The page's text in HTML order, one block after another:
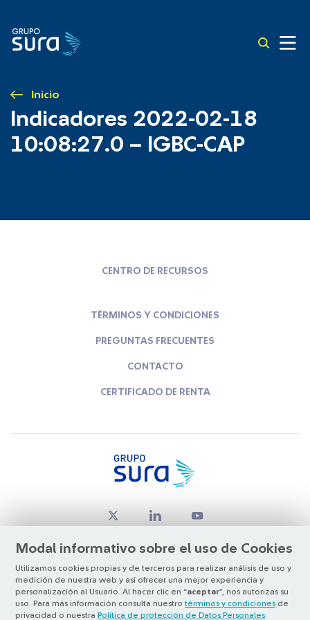
Inicio
Indicadores 2022-02-18
10:08:27.0 – IGBC-CAP
Modal informativo sobre el uso de Cookies
Utilizamos cookies propias y de terceros para realizar análisis de uso y
medición de nuestra web y así ofrecer una mejor experiencia y
personalización al Usuario. Al hacer clic en “aceptar”, nos autorizas su
uso. Para más información consulta nuestro términos y condiciones de
privacidad o nuestra Política de protección de Datos Personales
CENTRO DE RECURSOS
TÉRMINOS Y CONDICIONES
PREGUNTAS FRECUENTES
CONTACTO
CERTIFICADO DE RENTA
© Copyright Grupo SURA 2026